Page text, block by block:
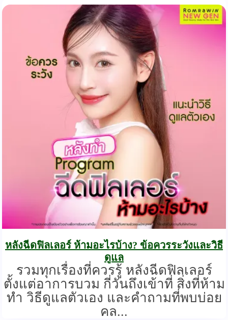
หลังฉีดฟิลเลอร์ ห้ามอะไรบ้าง? ข้อควรระวังและวิธี
ดูแล
รวมทุกเรื่องที่ควรรู้ หลังฉีดฟิลเลอร์
ตั้งแต่อาการบวม กี่วันถึงเข้าที่ สิ่งที่ห้าม
ทำ วิธีดูแลตัวเอง และคำถามที่พบบ่อย
คล...